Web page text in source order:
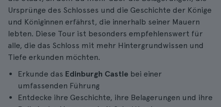
Ursprünge des Schlosses und die Geschichte der Könige
und Königinnen erfährst, die innerhalb seiner Mauern
lebten. Diese Tour ist besonders empfehlenswert für
alle, die das Schloss mit mehr Hintergrundwissen und
Tiefe erkunden möchten.
Erkunde das Edinburgh Castle bei einer
umfassenden Führung
Entdecke ihre Geschichte, ihre Belagerungen und ihre